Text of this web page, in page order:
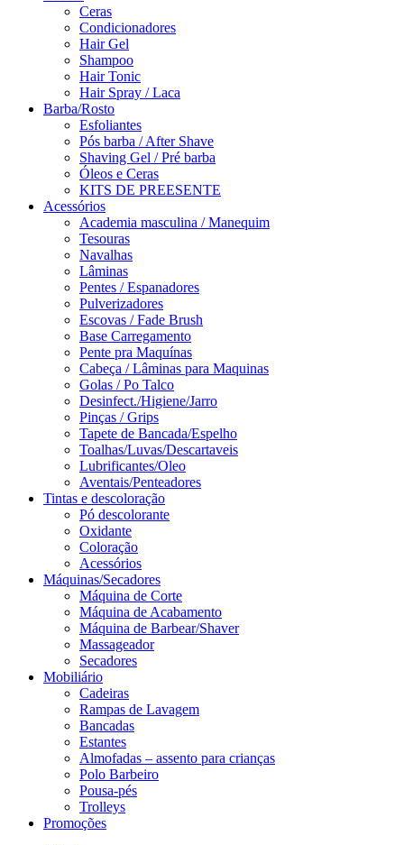
Ceras
Condicionadores
Hair Gel
Shampoo
Hair Tonic
Hair Spray / Laca
Barba/Rosto
Esfoliantes
Pós barba / After Shave
Shaving Gel / Pré barba
Óleos e Ceras
KITS DE PREESENTE
Acessórios
Academia masculina / Manequim
Tesouras
Navalhas
Lâminas
Pentes / Espanadores
Pulverizadores
Escovas / Fade Brush
Base Carregamento
Pente pra Maquínas
Cabeça / Lâminas para Maquinas
Golas / Po Talco
Desinfect./Higiene/Jarro
Pinças / Grips
Tapete de Bancada/Espelho
Toalhas/Luvas/Descartaveis
Lubrificantes/Oleo
Aventais/Penteadores
Tintas e descoloração
Pó descolorante
Oxidante
Coloração
Acessórios
Máquinas/Secadores
Máquina de Corte
Máquina de Acabamento
Máquina de Barbear/Shaver
Massageador
Secadores
Mobiliário
Cadeiras
Rampas de Lavagem
Bancadas
Estantes
Almofadas – assento para crianças
Polo Barbeiro
Pousa-pés
Trolleys
Promoções